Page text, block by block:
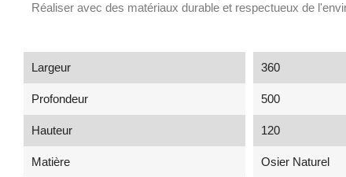
Réaliser avec des matériaux durable et respectueux de
Largeur 360
Profondeur 500
Hauteur 120
Matière Osier Naturel